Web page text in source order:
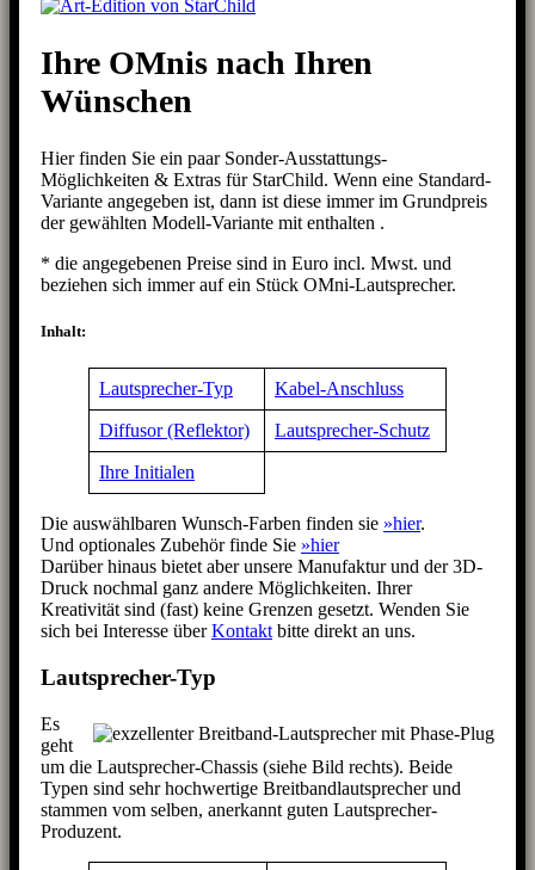
Ihre OMnis nach Ihren
Wünschen
Hier finden Sie ein paar Sonder-Ausstattungs-
Möglichkeiten & Extras für StarChild. Wenn eine Standard-
Variante angegeben ist, dann ist diese immer im Grundpreis
der gewählten Modell-Variante mit enthalten .
* die angegebenen Preise sind in Euro incl. Mwst. und
beziehen sich immer auf ein Stück OMni-Lautsprecher.
Inhalt:
Lautsprecher-Typ Kabel-Anschluss
Diffusor (Reflektor) Lautsprecher-Schutz
Ihre Initialen
Die auswählbaren Wunsch-Farben finden sie »hier.
Und optionales Zubehör finde Sie »hier
Darüber hinaus bietet aber unsere Manufaktur und der 3D-
Druck nochmal ganz andere Möglichkeiten. Ihrer
Kreativität sind (fast) keine Grenzen gesetzt. Wenden Sie
sich bei Interesse überKontakt bitte direkt an uns.
Lautsprecher-Typ
Es
geht
um die Lautsprecher-Chassis (siehe Bild rechts). Beide
Typen sind sehr hochwertige Breitbandlautsprecher und
stammen vom selben, anerkannt guten Lautsprecher-
Produzent.